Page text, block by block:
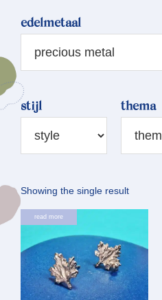
edelmetaal
stijl thema
Showing the single result
read more